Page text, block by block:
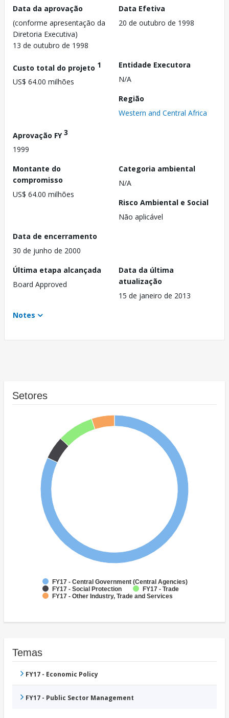
Data da aprovação
(conforme apresentação da
Diretoria Executiva)
13 de outubro de 1998
Data Efetiva
20 de outubro de 1998
Custo total do projeto 1
US$ 64.00 milhões
Entidade Executora
N/A
Região
Western and Central Africa
Aprovação FY3
1999
Montante do
compromisso
US$ 64.00 milhões
Categoria ambiental
N/A
Risco Ambiental e Social
Não aplicável
Data de encerramento
30 de junho de 2000
Última etapa alcançada
Board Approved
Data da última
atualização
15 de janeiro de 2013
Notes
Setores
FY17 - Central Government (Central Agencies)
FY17 - Social Protection
FY17 - Trade
FY17 - Other Industry, Trade and Services
Temas
FY17 - Economic Policy
FY17 - Public Sector Management